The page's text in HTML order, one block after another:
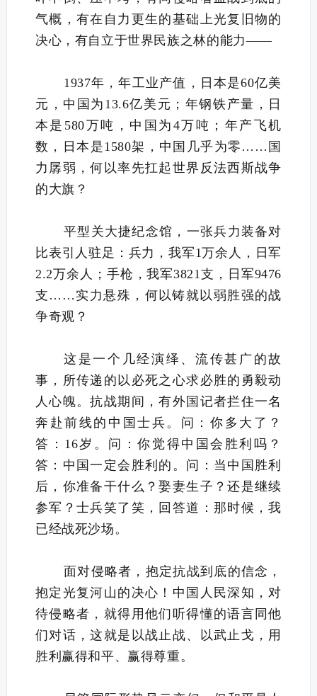
气概，有在自力更生的基础上光复旧物的
决心，有自立于世界民族之林的能力——
1937年，年工业产值，日本是60亿美
元，中国为13.6亿美元；年钢铁产量，日
本是580万吨，中国为4万吨；年产飞机
数，日本是1580架，中国几乎为零……国
力孱弱，何以率先扛起世界反法西斯战争
的大旗？
平型关大捷纪念馆，一张兵力装备对
比表引人驻足：兵力，我军1万余人，日军
2.2万余人；手枪，我军3821支，日军9476
支……实力悬殊，何以铸就以弱胜强的战
争奇观？
这是一个几经演绎、流传甚广的故
事，所传递的以必死之心求必胜的勇毅动
人心魄。抗战期间，有外国记者拦住一名
奔赴前线的中国士兵。问：你多大了？
答：16岁。问：你觉得中国会胜利吗？
答：中国一定会胜利的。问：当中国胜利
后，你准备干什么？娶妻生子？还是继续
参军？士兵笑了笑，回答道：那时候，我
已经战死沙场。
面对侵略者，抱定抗战到底的信念，
抱定光复河山的决心！中国人民深知，对
待侵略者，就得用他们听得懂的语言同他
们对话，这就是以战止战、以武止戈，用
胜利赢得和平、赢得尊重。